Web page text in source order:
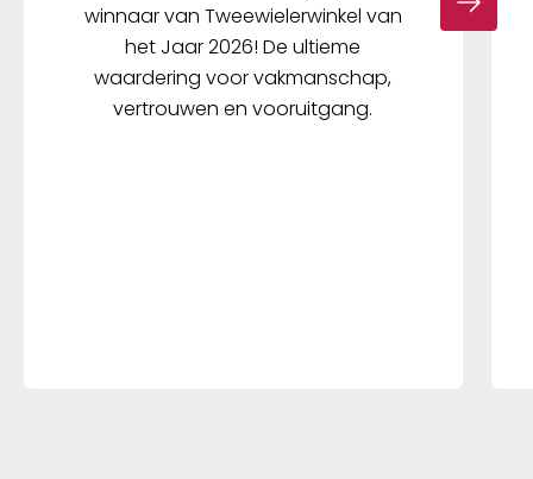
winnaar van Tweewielerwinkel van
het Jaar 2026! De ultieme
waardering voor vakmanschap,
vertrouwen en vooruitgang.